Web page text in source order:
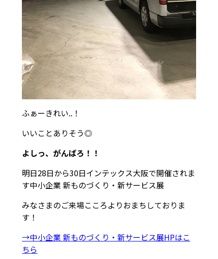
ふぁーきれい..！
いいことありそう◎
よしっ、がんばろ！！
明日28日から30日インテックス大阪で開催されま
す中小企業 新ものづくり・新サービス展
みなさまのご来場こころよりおまちしておりま
す！
→中小企業 新ものづくり・新サービス展HPはこ
ちら